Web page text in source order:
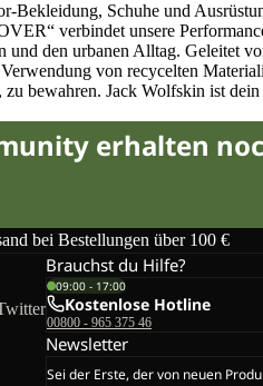
Schuhe und
verbindet unsere
den urbanen Alltag. Geleitet
von recycelten
bewahren. Jack Wolfskin ist
erhalten
bei Bestellungen über 100 €
Brauchst du Hilfe?
09:00 - 17:00
Kostenlose Hotline
00800 - 965 375 46
Newsletter
Sei der Erste, der von neuen